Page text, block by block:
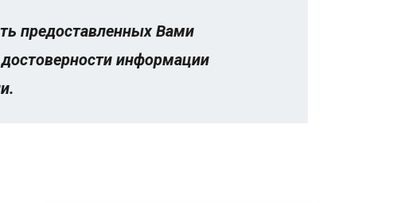
предоставленных Вами
информации